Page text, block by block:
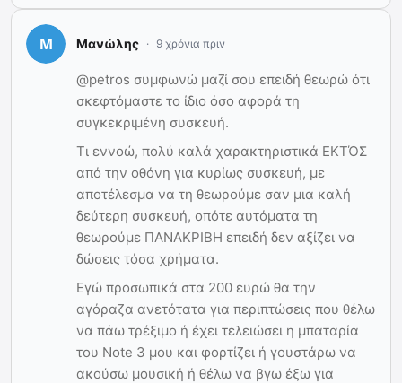
Μανώλης 9 χρόνια πριν
@petros συμφωνώ μαζί σου επειδή θεωρώ ότι
σκεφτόμαστε το ίδιο όσο αφορά τη
συγκεκριμένη συσκευή.
Τι εννοώ, πολύ καλά χαρακτηριστικά ΕΚΤΌΣ
από την οθόνη για κυρίως συσκευή, με
αποτέλεσμα να τη θεωρούμε σαν μια καλή
δεύτερη συσκευή, οπότε αυτόματα τη
θεωρούμε ΠΑΝΑΚΡΙΒΗ επειδή δεν αξίζει να
δώσεις τόσα χρήματα.
Εγώ προσωπικά στα 200 ευρώ θα την
αγόραζα ανετότατα για περιπτώσεις που θέλω
να πάω τρέξιμο ή έχει τελειώσει η μπαταρία
του Note 3 μου και φορτίζει ή γουστάρω να
ακούσω μουσική ή θέλω να βγω έξω για